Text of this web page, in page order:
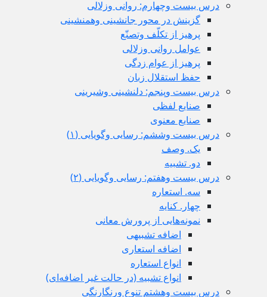
درس بيست وچهارم: روانی وزلالی
گزینش در محور جانشینی وهمنشینی
پرهیز از تکلّف وتصنّع
عوامل روانی وزلالی
پرهیز از عوام زدگی
حفظ استقلال زبان
درس بیست وپنجم: دلنشینی وشیرینی
صنایع لفظی
صنایع معنوی
درس بيست وششم: رسایی وگویایی (١)
یک. وصف
دو. تشبیه
درس بیست وهفتم: رسایی وگویایی (٢)
سه. استعاره
چهار. کنایه
نمونه‌هایی از پرورش معانی
اضافه تشبیهی
اضافه استعاری
انواع استعاره
انواع تشبیه (در حالت غیر اضافه‌ای)
درس بيست وهشتم تنوع ورنگارنگی